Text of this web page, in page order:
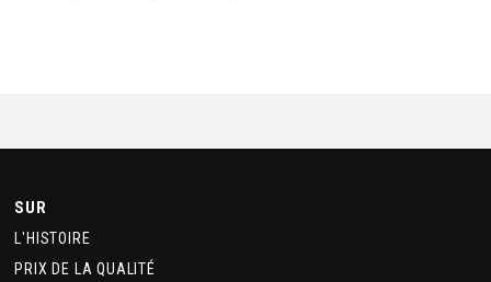
SUR
L'HISTOIRE
PRIX DE LA QUALITÉ